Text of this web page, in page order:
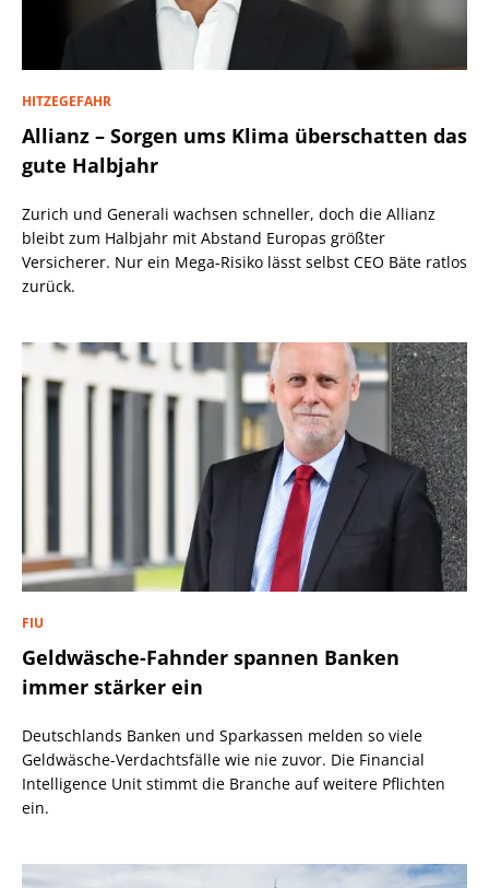
HITZEGEFAHR
Allianz – Sorgen ums Klima überschatten das
gute Halbjahr
Zurich und Generali wachsen schneller, doch die Allianz
bleibt zum Halbjahr mit Abstand Europas größter
Versicherer. Nur ein Mega-Risiko lässt selbst CEO Bäte ratlos
zurück.
FIU
Geldwäsche-Fahnder spannen Banken
immer stärker ein
Deutschlands Banken und Sparkassen melden so viele
Geldwäsche-Verdachtsfälle wie nie zuvor. Die Financial
Intelligence Unit stimmt die Branche auf weitere Pflichten
ein.